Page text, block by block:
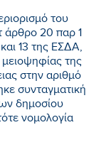
του
άρθρο 20 παρ 1
13 της ΕΣΔΑ,
της
στην αριθμό
συνταγματική
δημοσίου
νομολογία